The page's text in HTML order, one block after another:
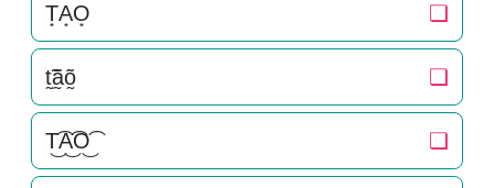
T͙A͙O͙ ❏
t̰̃ã̰õ̰ ❏
T͜͡A͜͡O͜͡ ❏